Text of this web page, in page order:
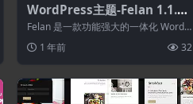
WordPress主题-Felan 1.1.0–
自由职业者市场和求职板Word
Press主题
Felan 是一款功能强大的一体化 WordP
1 年前 32